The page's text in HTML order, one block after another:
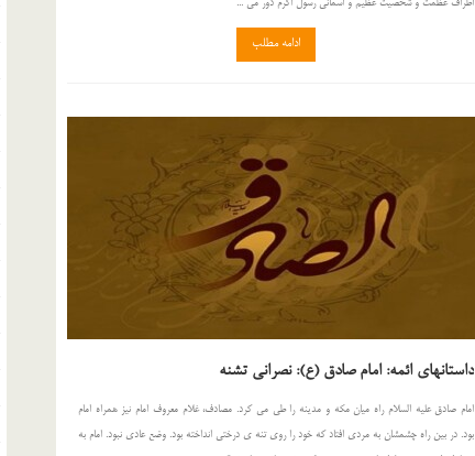
ادامه مطلب
داستانهای ائمه: امام صادق (ع): نصرانی تشنه
امام صادق علیه السلام راه میان مكه و مدینه را طی می كرد. مصادف، غلام معروف امام نیز همراه امام
بود. در بین راه چشمشان به مردی افتاد كه خود را روی تنه ی درختی انداخته بود. وضع عادی نبود. امام به